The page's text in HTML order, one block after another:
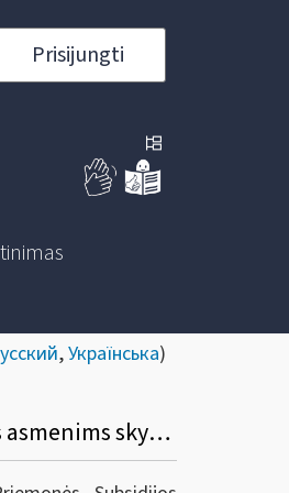
Prisijungti
,Українська)
Koks teisės aktas reglamentuoja subsidijos nuo COVID-19 nukentėjusiems individualią veiklą vykdantiems asmenims skyrimą?